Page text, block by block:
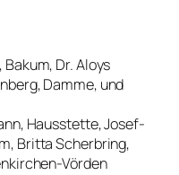
Dr. Aloys
Damme, und
Hausstette, Josef-
Britta Scherbring,
Vörden